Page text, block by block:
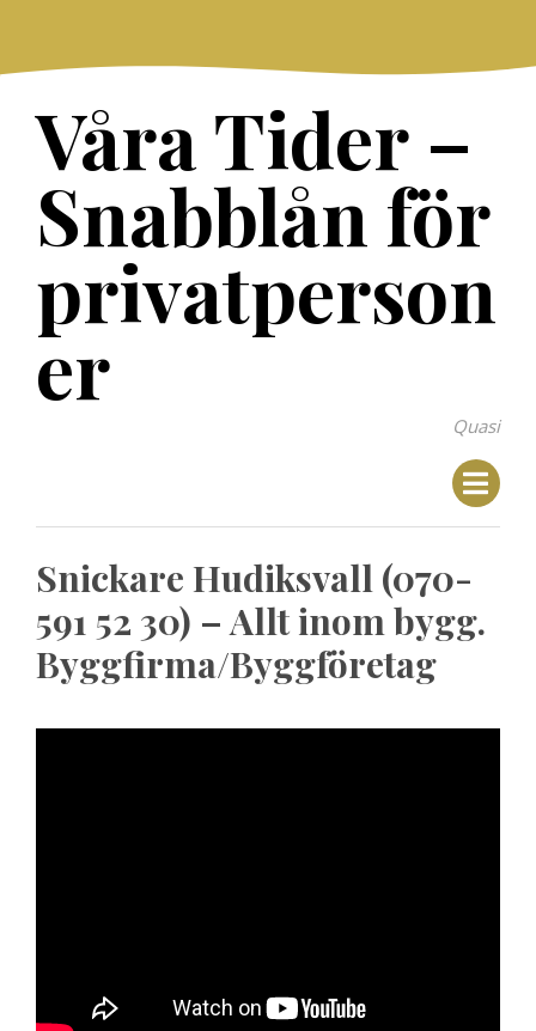
content
Våra Tider –
Snabblån för
privatperson
er
Quasi
Snickare Hudiksvall (070-
591 52 30) – Allt inom bygg.
Byggfirma/Byggföretag